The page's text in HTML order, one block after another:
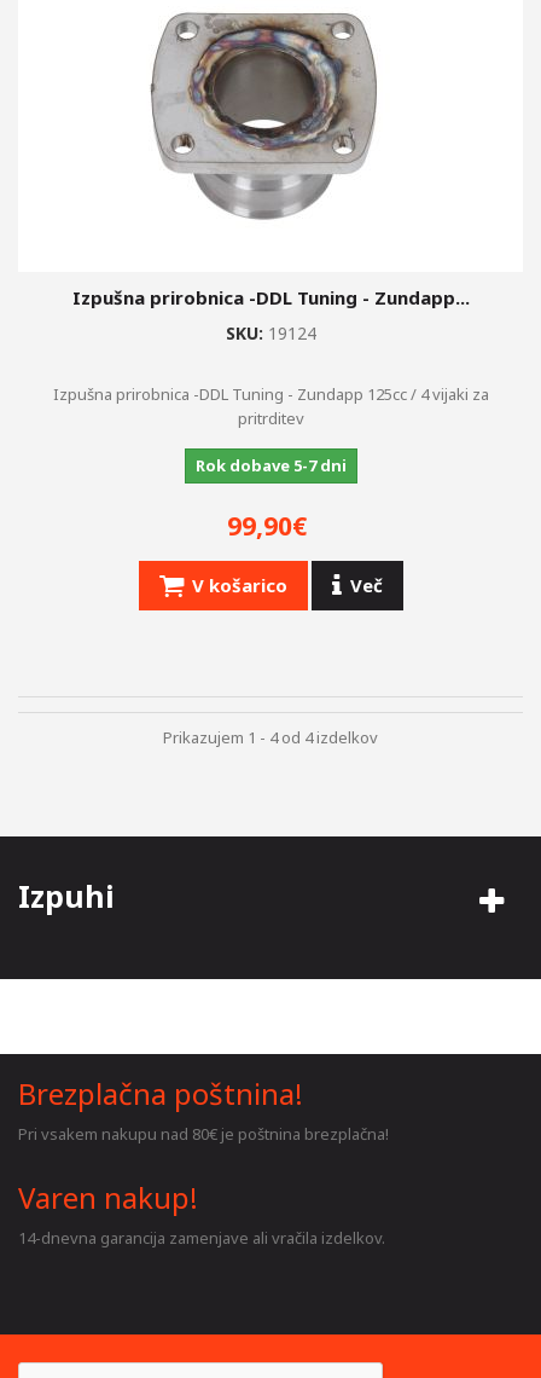
Izpušna prirobnica -DDL Tuning - Zundapp...
SKU: 19124
Izpušna prirobnica -DDL Tuning - Zundapp 125cc / 4 vijaki za
pritrditev
Rok dobave 5-7 dni
99,90€
V košarico Več
Prikazujem 1 - 4 od 4 izdelkov
Izpuhi
Brezplačna poštnina!
Pri vsakem nakupu nad 80€ je poštnina brezplačna!
Varen nakup!
14-dnevna garancija zamenjave ali vračila izdelkov.